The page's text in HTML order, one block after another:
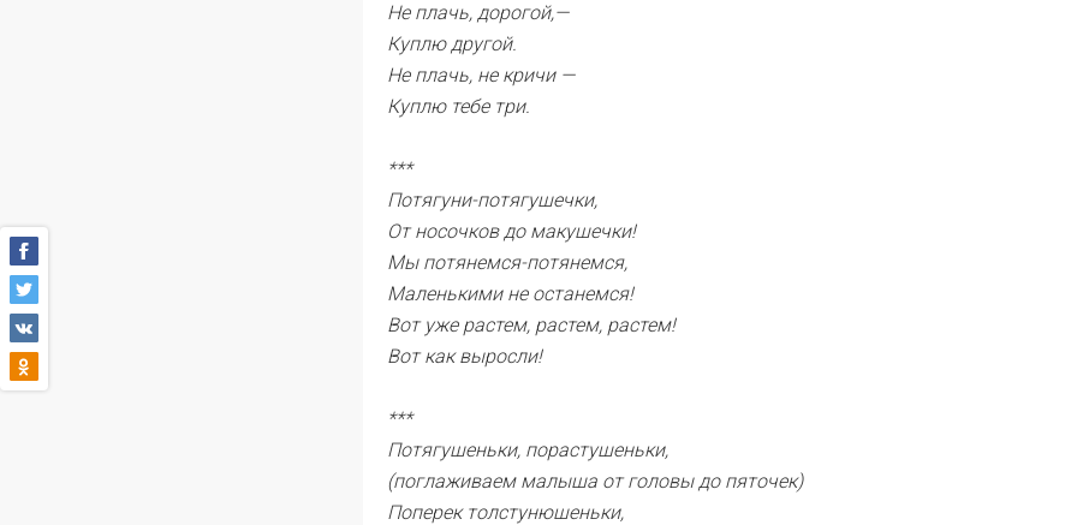
Не плачь, дорогой,—
Куплю другой.
Не плачь, не кричи —
Куплю тебе три.
***
Потягуни-потягушечки,
От носочков до макушечки!
Мы потянемся-потянемся,
Маленькими не останемся!
Вот уже растем, растем, растем!
Вот как выросли!
***
Потягушеньки, порастушеньки,
(поглаживаем малыша от головы до пяточек)
Поперек толстунюшеньки,